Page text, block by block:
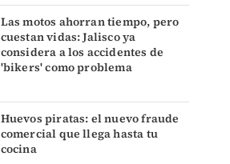
Las motos ahorran tiempo, pero
cuestan vidas: Jalisco ya
considera a los accidentes de
'bikers' como problema
Huevos piratas: el nuevo fraude
comercial que llega hasta tu
cocina